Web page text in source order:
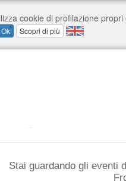
Stai guardando gli eventi